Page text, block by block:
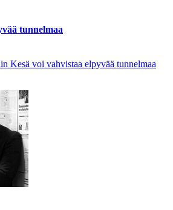
tunnelmaa
Kesä voi vahvistaa elpyvää tunnelmaa